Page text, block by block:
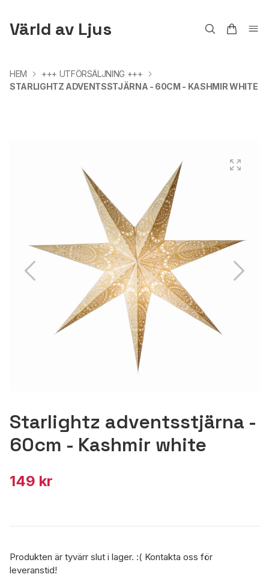
Värld av Ljus
HEM
+++ UTFÖRSÄLJNING +++
STARLIGHTZ ADVENTSSTJÄRNA - 60CM - KASHMIR WHITE
Starlightz adventsstjärna -
60cm - Kashmir white
149 kr
Produkten är tyvärr slut i lager. :( Kontakta oss för
leveranstid!